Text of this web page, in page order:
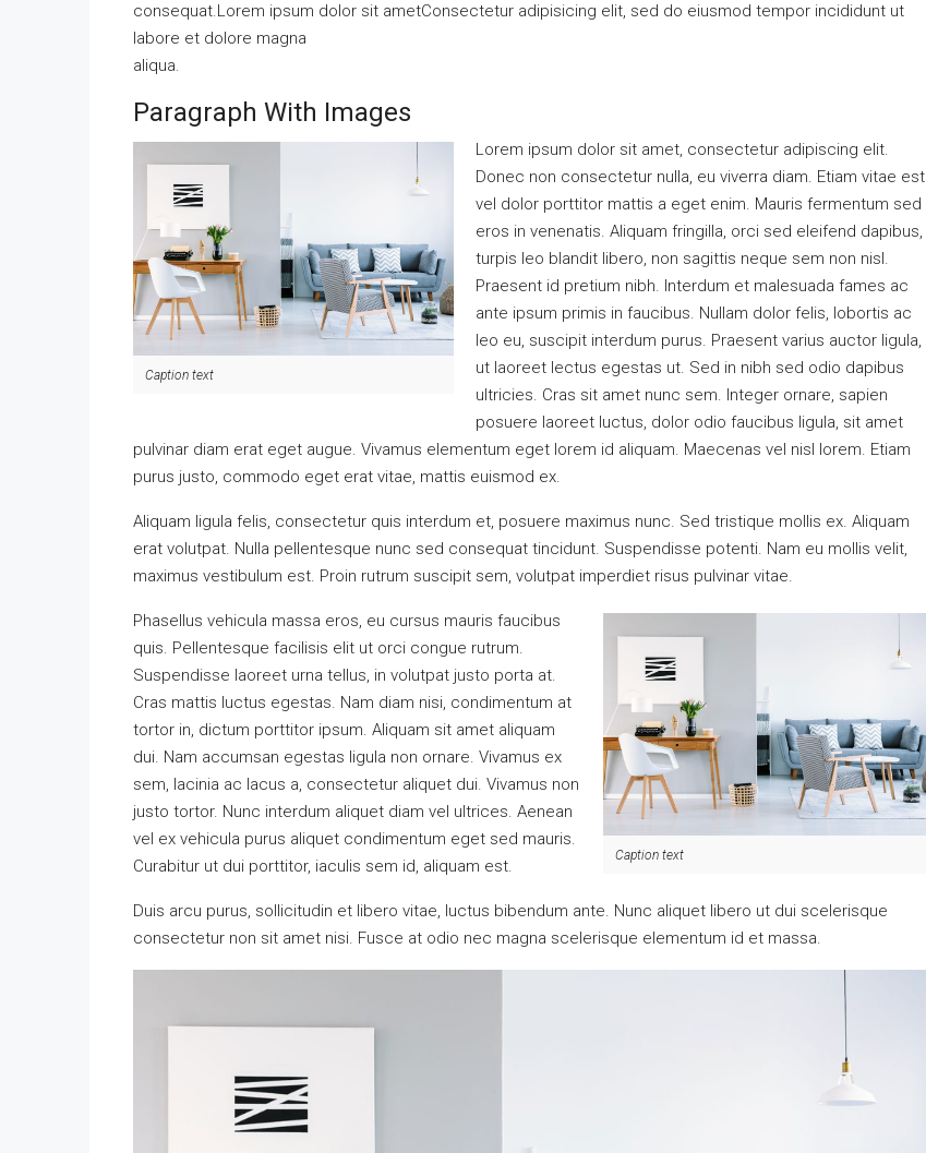
consequat.Lorem ipsum dolor sit ametConsectetur adipisicing elit, sed do eiusmod tempor incididunt ut
labore et dolore magna
aliqua.
Paragraph With Images
Caption text
Lorem ipsum dolor sit amet, consectetur adipiscing elit.
Donec non consectetur nulla, eu viverra diam. Etiam vitae est
vel dolor porttitor mattis a eget enim. Mauris fermentum sed
eros in venenatis. Aliquam fringilla, orci sed eleifend dapibus,
turpis leo blandit libero, non sagittis neque sem non nisl.
Praesent id pretium nibh. Interdum et malesuada fames ac
ante ipsum primis in faucibus. Nullam dolor felis, lobortis ac
leo eu, suscipit interdum purus. Praesent varius auctor ligula,
ut laoreet lectus egestas ut. Sed in nibh sed odio dapibus
ultricies. Cras sit amet nunc sem. Integer ornare, sapien
posuere laoreet luctus, dolor odio faucibus ligula, sit amet
pulvinar diam erat eget augue. Vivamus elementum eget lorem id aliquam. Maecenas vel nisl lorem. Etiam
purus justo, commodo eget erat vitae, mattis euismod ex.
Aliquam ligula felis, consectetur quis interdum et, posuere maximus nunc. Sed tristique mollis ex. Aliquam
erat volutpat. Nulla pellentesque nunc sed consequat tincidunt. Suspendisse potenti. Nam eu mollis velit,
maximus vestibulum est. Proin rutrum suscipit sem, volutpat imperdiet risus pulvinar vitae.
Caption text
Phasellus vehicula massa eros, eu cursus mauris faucibus
quis. Pellentesque facilisis elit ut orci congue rutrum.
Suspendisse laoreet urna tellus, in volutpat justo porta at.
Cras mattis luctus egestas. Nam diam nisi, condimentum at
tortor in, dictum porttitor ipsum. Aliquam sit amet aliquam
dui. Nam accumsan egestas ligula non ornare. Vivamus ex
sem, lacinia ac lacus a, consectetur aliquet dui. Vivamus non
justo tortor. Nunc interdum aliquet diam vel ultrices. Aenean
vel ex vehicula purus aliquet condimentum eget sed mauris.
Curabitur ut dui porttitor, iaculis sem id, aliquam est.
Duis arcu purus, sollicitudin et libero vitae, luctus bibendum ante. Nunc aliquet libero ut dui scelerisque
consectetur non sit amet nisi. Fusce at odio nec magna scelerisque elementum id et massa.